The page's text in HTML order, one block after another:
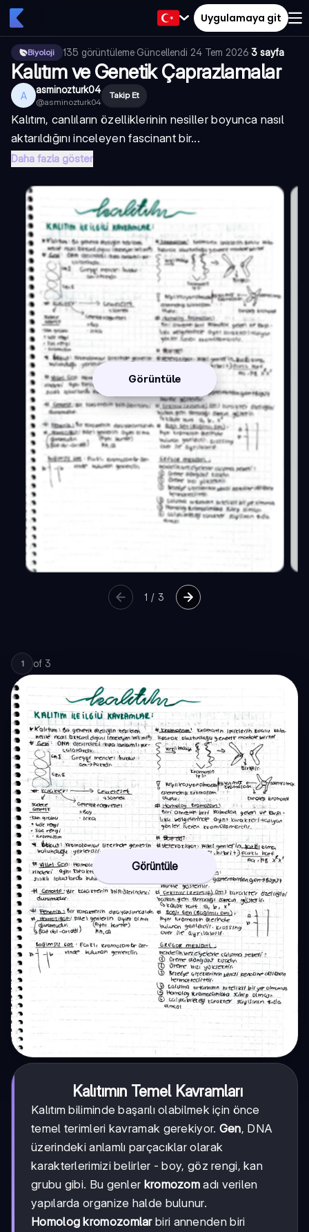
Uygulamaya git
Biyoloji 135 görüntüleme·Güncellendi 24 Tem 2026·3 sayfa
Kalıtım ve Genetik Çaprazlamalar
A asminozturk04
@asminozturk04
Takip Et
Kalıtım, canlıların özelliklerinin nesiller boyunca nasıl
aktarıldığını inceleyen fascinant bir...
Daha fazla göster
Görüntüle
1 / 3
1 of 3
Görüntüle
Kalıtımın Temel Kavramları
Kalıtım biliminde başarılı olabilmek için önce
temel terimleri kavramak gerekiyor. Gen, DNA
üzerindeki anlamlı parçacıklar olarak
karakterlerimizi belirler - boy, göz rengi, kan
grubu gibi. Bu genler kromozom adı verilen
yapılarda organize halde bulunur.
Homolog kromozomlarbiri annenden biri